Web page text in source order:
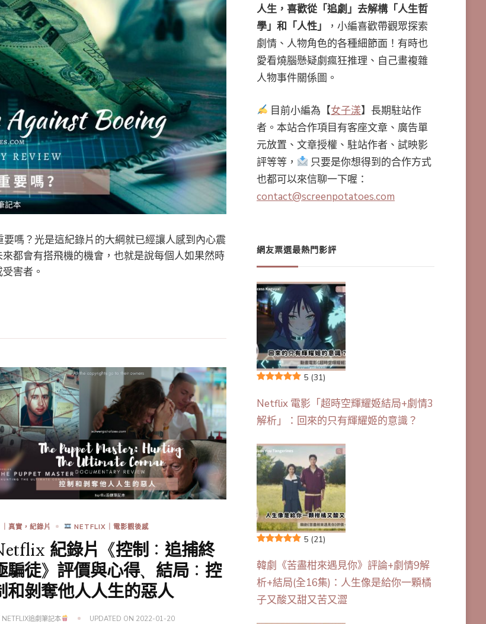
嗎？光是這紀錄片的大綱就已經讓人感到內心震
都會有搭飛機的機會，也就是說每個人如果然時
害者。
｜真實，紀錄片 NETFLIX｜電影觀後感
紀錄片《控制：追捕終
騙徒》評價與心得、結局：控
和剝奪他人人生的惡人
NETFLIX追劇筆記本 UPDATED ON 2022-01-20
人生，喜歡從「追劇」去解構「人生哲
學」和「人性」
，小編喜歡帶觀眾探索
劇情、人物角色的各種細節面！有時也
愛看燒腦懸疑劇瘋狂推理、自己畫複雜
人物事件關係圖。
目前小編為【女子漾】長期駐站作
者。本站合作項目有客座文章、廣告單
元放置、文章授權、駐站作者、試映影
評等等，
只要是你想得到的合作方式
也都可以來信聊一下喔：
contact@screenpotatoes.com
網友票選最熱門影評
5 (31)
Netflix 電影「超時空輝耀姬結局+劇情3
解析」：回來的只有輝耀姬的意識？
5 (21)
韓劇《苦盡柑來遇見你》評論+劇情9解
析+結局(全16集)：人生像是給你一顆橘
子又酸又甜又苦又澀